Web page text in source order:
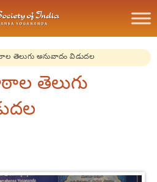
తెలుగు అనువాదం విడుదల
తెలుగు